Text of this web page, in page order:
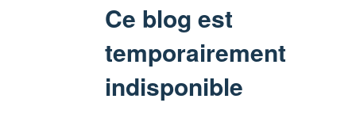
Ce blog est
temporairement
indisponible